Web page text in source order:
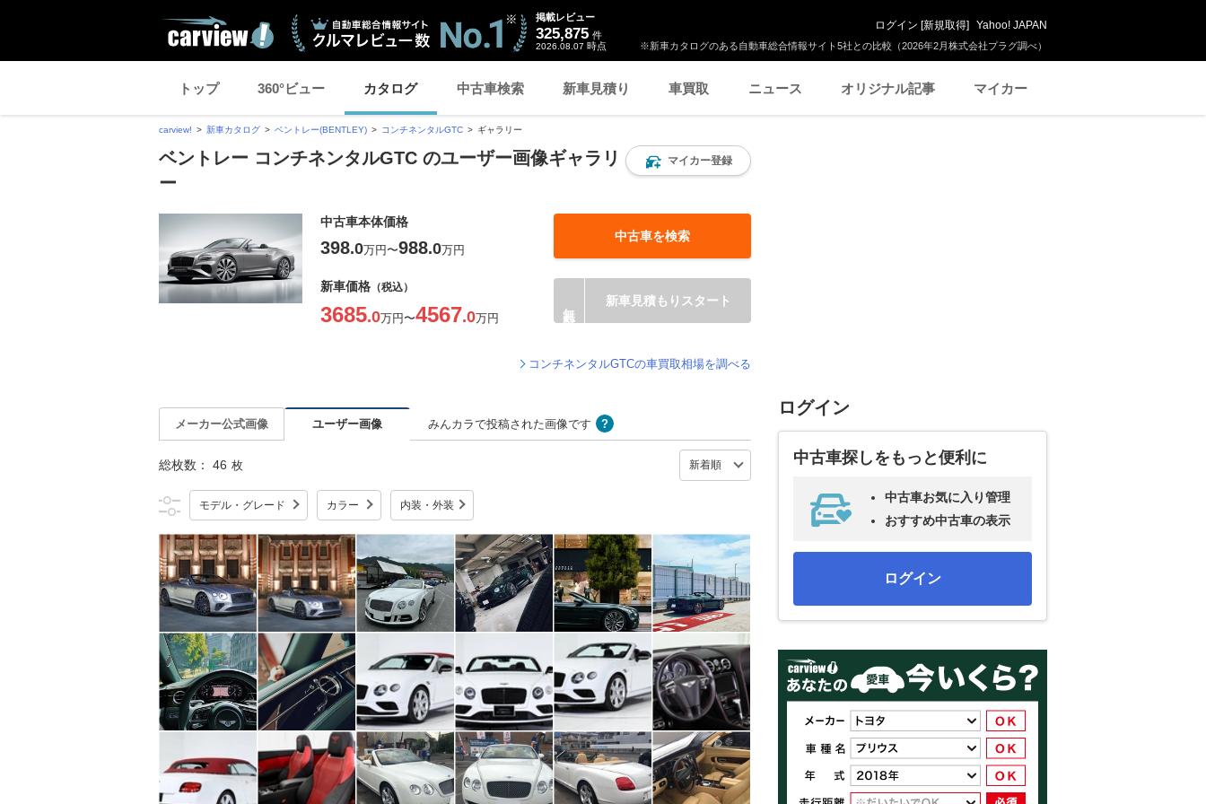
※新車カタログのある自動車総合情報サイト5社との比較（2026年2月株式会社プラグ調べ）
掲載レビュー
325,875 件
2026.08.07 時点
ログイン [新規取得] Yahoo! JAPAN
トップ 360°ビュー カタログ 中古車検索 新車見積り 車買取 ニュース オリジナル記事 マイカー
carview! 新車カタログ ベントレー(BENTLEY) コンチネンタルGTC ギャラリー
ベントレー コンチネンタルGTC のユーザー画像ギャラリ
ー
マイカー登録
中古車本体価格
398.0万円〜988.0万円
中古車を検索
新車価格 （税込）
3685.0万円〜4567.0万円
新車見積もりスタート
コンチネンタルGTCの車買取相場を調べる
メーカー公式画像 ユーザー画像 みんカラで投稿された画像です
総枚数： 46 枚
モデル・グレード カラー 内装・外装
ログイン
中古車探しをもっと便利に
中古車お気に入り管理
おすすめ中古車の表示
ログイン